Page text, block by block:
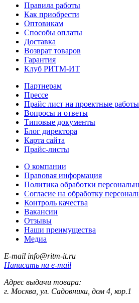
Правила работы
Как приобрести
Оптовикам
Способы оплаты
Доставка
Возврат товаров
Гарантия
Клуб РИТМ-ИТ
Партнерам
Прессе
Прайс лист на проектные работы
Вопросы и ответы
Типовые документы
Блог директора
Карта сайта
Прайс-листы
О компании
Правовая информация
Политика обработки
Согласие на обработку
Контроль качества
Вакансии
Отзывы
Наши преимущества
Медиа
E-mail info@ritm-it.ru
Написать на e-mail
Адрес выдачи товара:
г. Москва, ул. Садовники, дом 4, кор.1